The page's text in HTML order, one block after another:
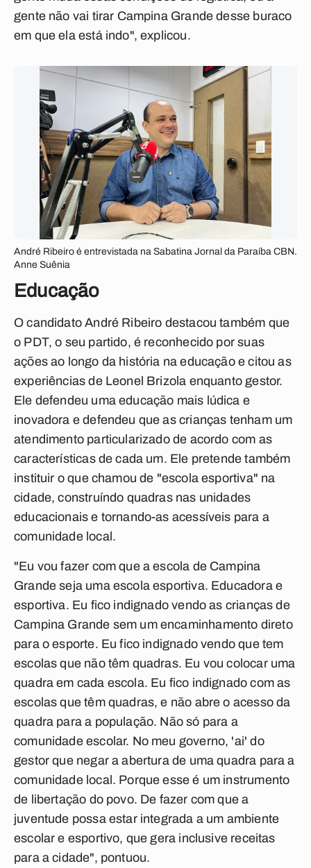
gente não vai tirar Campina Grande desse buraco
em que ela está indo", explicou.
André Ribeiro é entrevistada na Sabatina Jornal da Paraíba CBN.
Anne Suênia
Educação
O candidato André Ribeiro destacou também que
o PDT, o seu partido, é reconhecido por suas
ações ao longo da história na educação e citou as
experiências de Leonel Brizola enquanto gestor.
Ele defendeu uma educação mais lúdica e
inovadora e defendeu que as crianças tenham um
atendimento particularizado de acordo com as
características de cada um. Ele pretende também
instituir o que chamou de "escola esportiva" na
cidade, construíndo quadras nas unidades
educacionais e tornando-as acessíveis para a
comunidade local.
"Eu vou fazer com que a escola de Campina
Grande seja uma escola esportiva. Educadora e
esportiva. Eu fico indignado vendo as crianças de
Campina Grande sem um encaminhamento direto
para o esporte. Eu fico indignado vendo que tem
escolas que não têm quadras. Eu vou colocar uma
quadra em cada escola. Eu fico indignado com as
escolas que têm quadras, e não abre o acesso da
quadra para a população. Não só para a
comunidade escolar. No meu governo, 'ai' do
gestor que negar a abertura de uma quadra para a
comunidade local. Porque esse é um instrumento
de libertação do povo. De fazer com que a
juventude possa estar integrada a um ambiente
escolar e esportivo, que gera inclusive receitas
para a cidade", pontuou.